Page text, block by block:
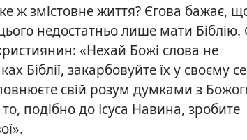
ж змістовне життя? Єгова бажає,
недостатньо лише мати
«Нехай Божі слова не
Біблії, закарбовуйте їх у своєму
свій розум думками з
подібно до Ісуса Навина, зробите